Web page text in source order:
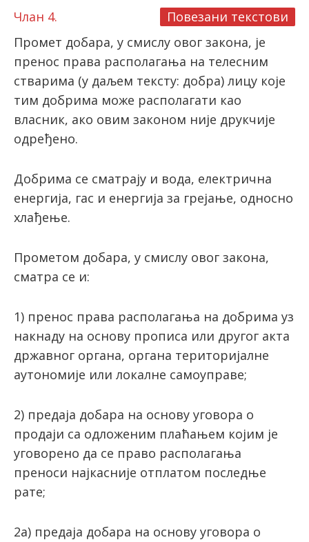
Повезани текстови
Члан 4.
Промет добара, у смислу овог закона, је
пренос права располагања на телесним
стварима (у даљем тексту: добра) лицу које
тим добрима може располагати као
власник, ако овим законом није друкчије
одређено.
Добрима се сматрају и вода, електрична
енергија, гас и енергија за грејање, односно
хлађење.
Прометом добара, у смислу овог закона,
сматра се и:
1) пренос права располагања на добрима уз
накнаду на основу прописа или другог акта
државног органа, органа територијалне
аутономије или локалне самоуправе;
2) предаја добара на основу уговора о
продаји са одложеним плаћањем којим је
уговорено да се право располагања
преноси најкасније отплатом последње
рате;
2а) предаја добара на основу уговора о